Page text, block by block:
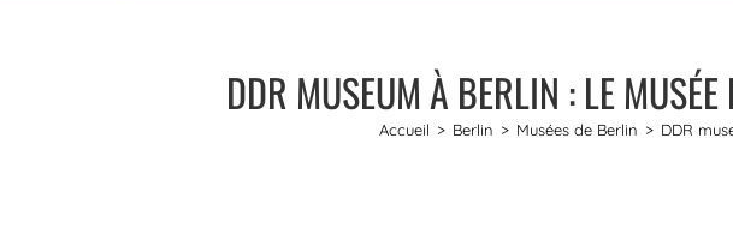
DDR MUSEUM À BERLIN : LE
Accueil > Berlin > Musées de Berlin > DDR